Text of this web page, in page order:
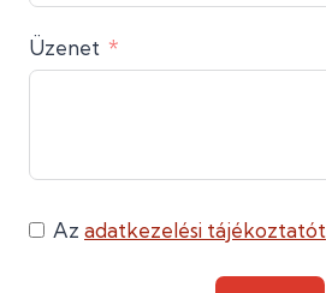
Üzenet
Az adatkezelési tájékoztatót